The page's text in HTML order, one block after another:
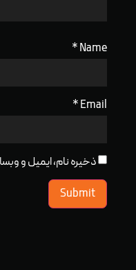
Name
*
Email
*
ذخیره نام، ایمیل و